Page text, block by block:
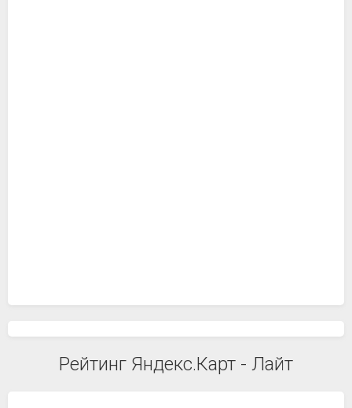
Рейтинг Яндекс.Карт - Лайт